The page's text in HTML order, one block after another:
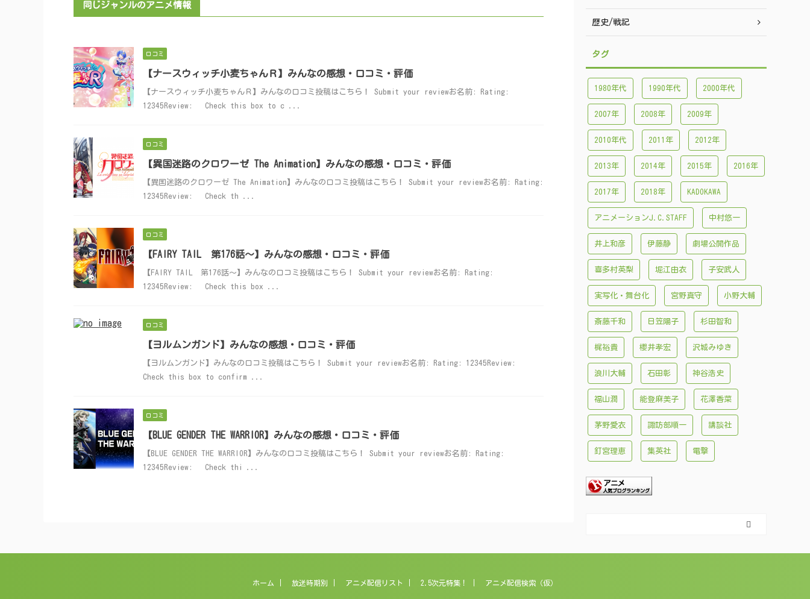
同じジャンルのアニメ情報
口コミ
【ナースウィッチ小麦ちゃんＲ】みんなの感想・口コミ・評価
【ナースウィッチ小麦ちゃんＲ】みんなの口コミ投稿はこちら！ Submit your reviewお名前: Rating:
12345Review: Check this box to c ...
口コミ
【異国迷路のクロワーゼ The Animation】みんなの感想・口コミ・評価
【異国迷路のクロワーゼ The Animation】みんなの口コミ投稿はこちら！ Submit your reviewお名前: Rating:
12345Review: Check th ...
口コミ
【FAIRY TAIL 第176話～】みんなの感想・口コミ・評価
【FAIRY TAIL 第176話～】みんなの口コミ投稿はこちら！ Submit your reviewお名前: Rating:
12345Review: Check this box ...
口コミ
【ヨルムンガンド】みんなの感想・口コミ・評価
【ヨルムンガンド】みんなの口コミ投稿はこちら！ Submit your reviewお名前: Rating: 12345Review:
Check this box to confirm ...
口コミ
【BLUE GENDER THE WARRIOR】みんなの感想・口コミ・評価
【BLUE GENDER THE WARRIOR】みんなの口コミ投稿はこちら！ Submit your reviewお名前: Rating:
12345Review: Check thi ...
歴史/戦記
タグ
1980年代 1990年代 2000年代
2007年 2008年 2009年
2010年代 2011年 2012年
2013年 2014年 2015年 2016年
2017年 2018年 KADOKAWA
アニメーションJ.C.STAFF 中村悠一
井上和彦 伊藤静 劇場公開作品
喜多村英梨 堀江由衣 子安武人
実写化・舞台化 宮野真守 小野大輔
斎藤千和 日笠陽子 杉田智和
梶裕貴 櫻井孝宏 沢城みゆき
浪川大輔 石田彰 神谷浩史
福山潤 能登麻美子 花澤香菜
茅野愛衣 諏訪部順一 講談社
釘宮理恵 集英社 電撃
ホーム 放送時期別 アニメ配信リスト 2.5次元特集！ アニメ配信検索（仮）